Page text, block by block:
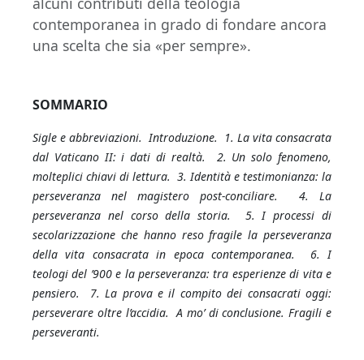
contemporanea in grado di fondare ancora
una scelta che sia «per sempre».
SOMMARIO
Sigle e abbreviazioni. Introduzione. 1. La vita consacrata
dal Vaticano II: i dati di realtà. 2. Un solo fenomeno,
molteplici chiavi di lettura. 3. Identità e testimonianza: la
perseveranza nel magistero post-conciliare. 4. La
perseveranza nel corso della storia. 5. I processi di
secolarizzazione che hanno reso fragile la perseveranza
della vita consacrata in epoca contemporanea. 6. I
teologi del ’900 e la perseveranza: tra esperienze di vita e
pensiero. 7. La prova e il compito dei consacrati oggi:
perseverare oltre l’accidia. A mo’ di conclusione. Fragili e
perseveranti.